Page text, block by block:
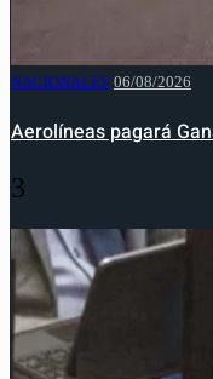
NACIONALES 06/08/2026
Aerolíneas pagará
3